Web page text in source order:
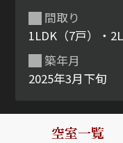
ルームツアー
築年月
2025年3月下旬
間取り
1LDK（7戸）・
空室一覧